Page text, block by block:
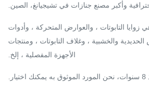
وأكبر مصنع جنازات في تشيجيانغ، الصين.
زوايا التابوتات ، والعوارض المتحركة ، وأدوات
الحديدية والخشبية ، وغلاف التابوتات ، ومنتجات
الأجهزة المفصلية ، إلخ.